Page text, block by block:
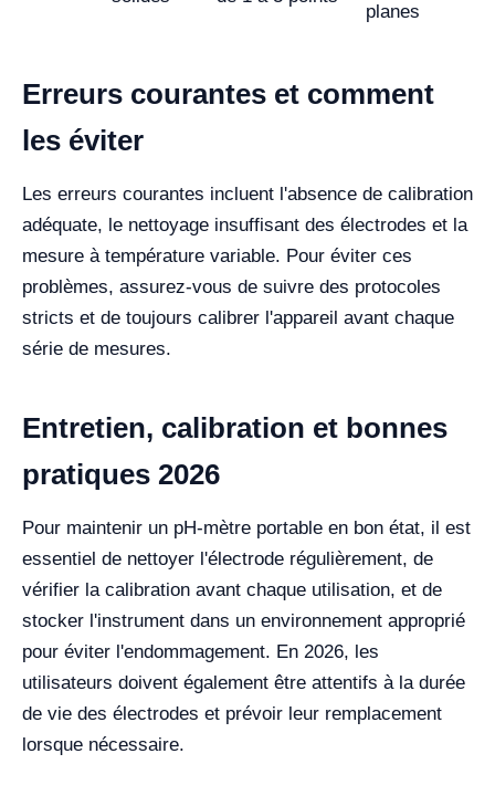
planes
Erreurs courantes et comment
les éviter
Les erreurs courantes incluent l'absence de calibration
adéquate, le nettoyage insuffisant des électrodes et la
mesure à température variable. Pour éviter ces
problèmes, assurez-vous de suivre des protocoles
stricts et de toujours calibrer l'appareil avant chaque
série de mesures.
Entretien, calibration et bonnes
pratiques 2026
Pour maintenir un pH-mètre portable en bon état, il est
essentiel de nettoyer l'électrode régulièrement, de
vérifier la calibration avant chaque utilisation, et de
stocker l'instrument dans un environnement approprié
pour éviter l'endommagement. En 2026, les
utilisateurs doivent également être attentifs à la durée
de vie des électrodes et prévoir leur remplacement
lorsque nécessaire.